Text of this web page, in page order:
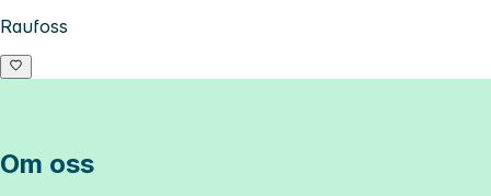
Raufoss
Om oss